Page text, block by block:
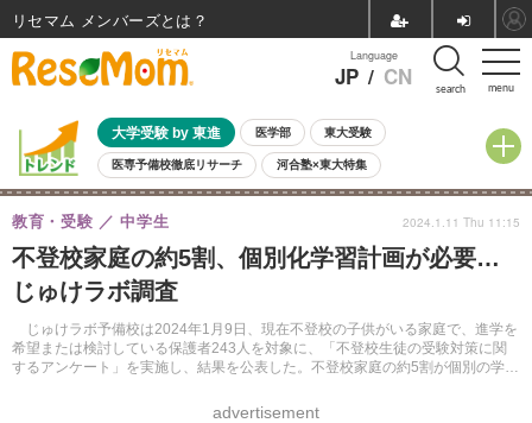
menu
Language
JP / CN search
大学受験 by 東進 医学部 東大受験
医専予備校徹底リサーチ 河合塾×東大特集
親子で考える大学選び 高校受験 中学受験 小学校受験
共通テスト 夏休み
8月開催イベント・WS 全国公立高校 過去問 人気記事
自由研究教材（小学生向け）
不登校家庭の約5割、個別化学習計画が必要…
じゅけラボ調査
じゅけラボ予備校は2024年1月9日、現在不登校の子供がいる家庭で、進学を
希望または検討している保護者243人を対象に、「不登校生徒の受験対策に関
するアンケート」を実施し、結果を公表した。不登校家庭の約5割が個別の学習
教育・受験 中学生
advertisement
2024.1.11 Thu 11:15
リセマム メンバーズ